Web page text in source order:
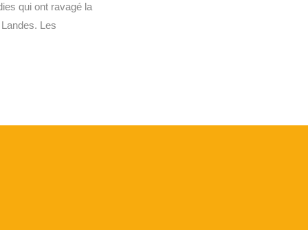
qui ont ravagé la
Les